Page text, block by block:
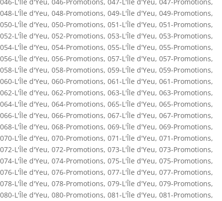
048-L'Île d'Yeu, 048-Promotions, 049-L'Île d'Yeu, 049-Promotions,
050-L'Île d'Yeu, 050-Promotions, 051-L'Île d'Yeu, 051-Promotions,
052-L'Île d'Yeu, 052-Promotions, 053-L'Île d'Yeu, 053-Promotions,
054-L'Île d'Yeu, 054-Promotions, 055-L'Île d'Yeu, 055-Promotions,
056-L'Île d'Yeu, 056-Promotions, 057-L'Île d'Yeu, 057-Promotions,
058-L'Île d'Yeu, 058-Promotions, 059-L'Île d'Yeu, 059-Promotions,
060-L'Île d'Yeu, 060-Promotions, 061-L'Île d'Yeu, 061-Promotions,
062-L'Île d'Yeu, 062-Promotions, 063-L'Île d'Yeu, 063-Promotions,
064-L'Île d'Yeu, 064-Promotions, 065-L'Île d'Yeu, 065-Promotions,
066-L'Île d'Yeu, 066-Promotions, 067-L'Île d'Yeu, 067-Promotions,
068-L'Île d'Yeu, 068-Promotions, 069-L'Île d'Yeu, 069-Promotions,
070-L'Île d'Yeu, 070-Promotions, 071-L'Île d'Yeu, 071-Promotions,
072-L'Île d'Yeu, 072-Promotions, 073-L'Île d'Yeu, 073-Promotions,
074-L'Île d'Yeu, 074-Promotions, 075-L'Île d'Yeu, 075-Promotions,
076-L'Île d'Yeu, 076-Promotions, 077-L'Île d'Yeu, 077-Promotions,
078-L'Île d'Yeu, 078-Promotions, 079-L'Île d'Yeu, 079-Promotions,
080-L'Île d'Yeu, 080-Promotions, 081-L'Île d'Yeu, 081-Promotions,